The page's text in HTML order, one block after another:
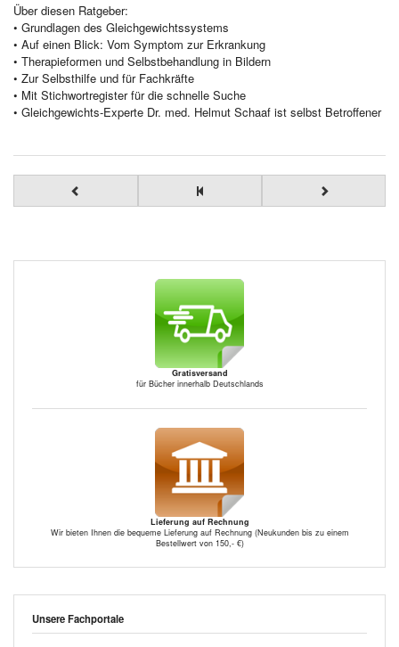
Über diesen Ratgeber:
• Grundlagen des Gleichgewichtssystems
• Auf einen Blick: Vom Symptom zur Erkrankung
• Therapieformen und Selbstbehandlung in Bildern
• Zur Selbsthilfe und für Fachkräfte
• Mit Stichwortregister für die schnelle Suche
• Gleichgewichts-Experte Dr. med. Helmut Schaaf ist selbst Betroffener
Gratisversand
für Bücher innerhalb Deutschlands
Lieferung auf Rechnung
Wir bieten Ihnen die bequeme Lieferung auf Rechnung (Neukunden bis zu einem
Bestellwert von 150,- €)
Unsere Fachportale